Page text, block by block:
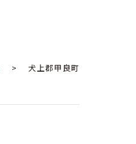
> 犬上郡甲良町